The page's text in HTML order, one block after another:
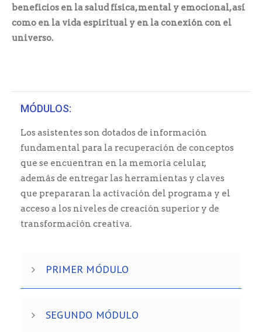
beneficios en la salud física, mental y emocional, así
como en la vida espiritual y en la conexión con el
universo.
MÓDULOS:
Los asistentes son dotados de información
fundamental para la recuperación de conceptos
que se encuentran en la memoria celular,
además de entregar las herramientas y claves
que prepararan la activación del programa y el
acceso a los niveles de creación superior y de
transformación creativa.
PRIMER MÓDULO
SEGUNDO MÓDULO